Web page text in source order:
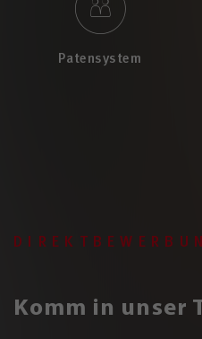
Patensystem
Komm in unser